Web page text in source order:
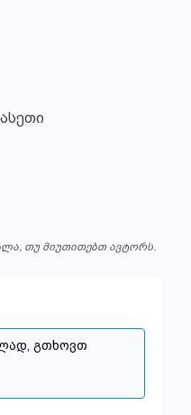
თუ მიუთითებთ ავტორს.